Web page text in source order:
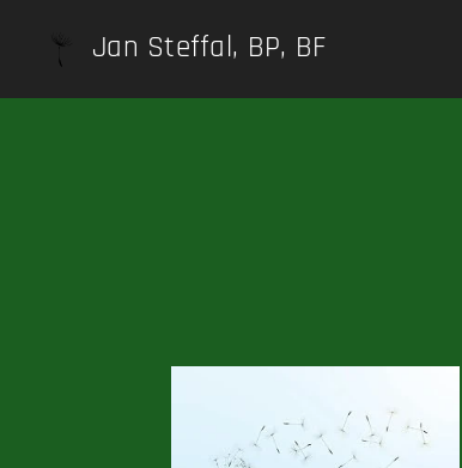
Jan Steffal, BP, BF